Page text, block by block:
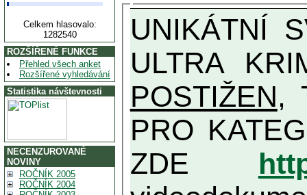
Celkem hlasovalo:
1282540
ROZŠÍŘENÉ FUNKCE
Přehled všech anket
Rozšířené vyhledávání
Statistika návštevnosti
NECENZUROVANÉ
NOVINY
ROČNÍK 2005
ROČNÍK 2004
UNIKÁTNÍ SVĚDECTVÍ ZE SOUČASNOSTI: PŘEDSEDA VLASTIZRÁDNÉ VLÁDY KGB MIMOŘÁDNĚ DETAILNĚ O
ULTRA
POSTIŽEN,
PRO KATEGORII TĚCH VŮBEC
ZDE